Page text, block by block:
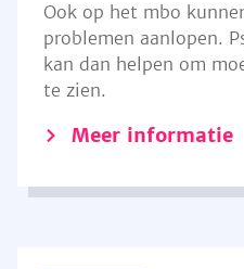
Ook op het mbo
problemen aanlopen.
kan dan helpen om
te zien.
Meer informatie